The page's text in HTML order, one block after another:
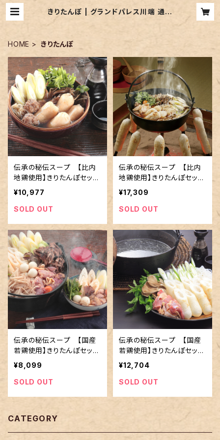
きりたんぽ | グランドパレス川端 通販
HOME きりたんぽ
伝承の秘伝スープ 【比内
地鶏使用】きりたんぽセット
Ａ （２～３人前）
¥10,977
SOLD OUT
伝承の秘伝スープ 【比内
地鶏使用】きりたんぽセット
Ｂ （４～５人前）
¥17,309
SOLD OUT
伝承の秘伝スープ 【国産
若鶏使用】きりたんぽセット
Ｃ （２～３人前）
¥8,099
SOLD OUT
伝承の秘伝スープ 【国産
若鶏使用】きりたんぽセット
D（４～５人前）
¥12,704
SOLD OUT
CATEGORY